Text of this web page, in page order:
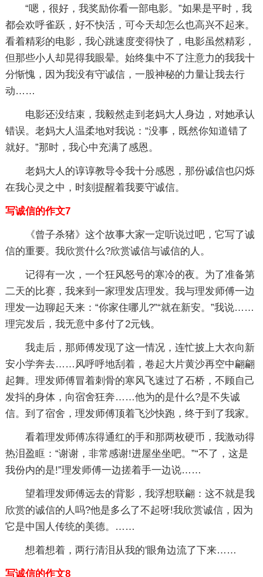
“嗯，很好，我奖励你看一部电影。”如果是平时，我
都会欢呼雀跃，好不快活，可今天却怎么也高兴不起来。
看着精彩的电影，我心跳速度变得快了，电影虽然精彩，
但那些小人却晃得我眼晕。始终集中不了注意力的我我十
分惭愧，因为我没有守诚信，一股神秘的力量让我去行
动……
电影还没结束，我毅然走到老妈大人身边，对她承认
错误。老妈大人温柔地对我说：“没事，既然你知道错了
就好。”那时，我心中充满了感恩。
老妈大人的谆谆教导令我十分感恩，那份诚信也闪烁
在我心灵之中，时刻提醒着我要守诚信。
写诚信的作文7
《曾子杀猪》这个故事大家一定听说过吧，它写了诚
信的重要。我欣赏什么?欣赏诚信与诚信的人。
记得有一次，一个狂风怒号的寒冷的夜。为了准备第
二天的比赛，我来到一家理发店理发。我与理发师傅一边
理发一边聊起天来：“你家住哪儿?”“就在新安。”我说……
理完发后，我无意中多付了2元钱。
我走后，那师傅发现了这一情况，连忙披上大衣向新
安小学奔去……风呼呼地刮着，卷起大片黄沙再空中翩翩
起舞。理发师傅冒着刺骨的寒风飞速过了石桥，不顾自己
发抖的身体，向宿舍狂奔……他为的是什么?是不失诚
信。到了宿舍，理发师傅顶着飞沙快跑，终于到了我家。
看着理发师傅冻得通红的手和那两枚硬币，我激动得
热泪盈眶：“谢谢，非常感谢!进屋坐坐吧。”“不了，这是
我份内的是!”理发师傅一边搓着手一边说……
望着理发师傅远去的背影，我浮想联翩：这不就是我
欣赏的诚信的人吗?他是多么了不起呀!我欣赏诚信，因为
它是中国人传统的美德。……
想着想着，两行清泪从我的'眼角边流了下来……
写诚信的作文8